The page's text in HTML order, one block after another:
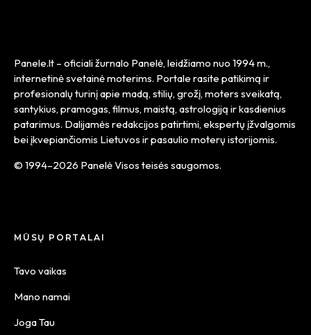
Panele.lt – oficiali žurnalo Panelė, leidžiamo nuo 1994 m.,
internetinė svetainė moterims. Portale rasite patikimą ir
profesionalų turinį apie madą, stilių, grožį, moters sveikatą,
santykius, pramogas, filmus, maistą, astrologiją ir kasdienius
patarimus. Dalijamės redakcijos patirtimi, ekspertų įžvalgomis
bei įkvepiančiomis Lietuvos ir pasaulio moterų istorijomis.
© 1994–2026 Panelė Visos teisės saugomos.
MŪSŲ PORTALAI
Tavo vaikas
Mano namai
Joga Tau